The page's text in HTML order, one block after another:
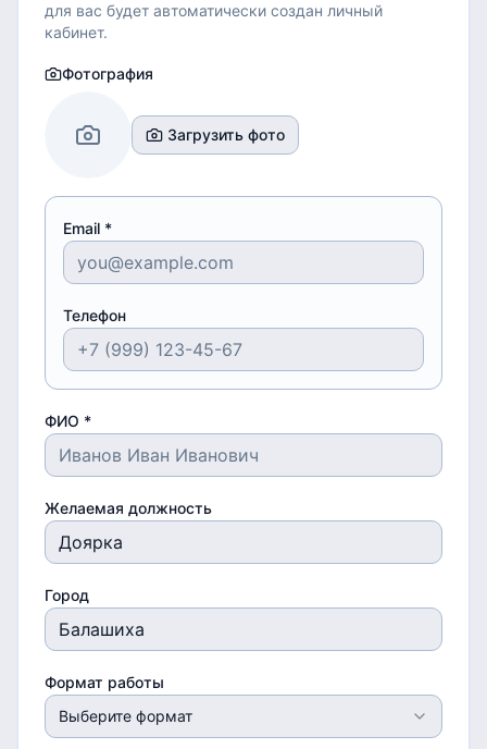
для вас будет автоматически создан личный
кабинет.
Фотография
Загрузить фото
Email *
Телефон
ФИО *
Желаемая должность
Город
Формат работы
Выберите формат